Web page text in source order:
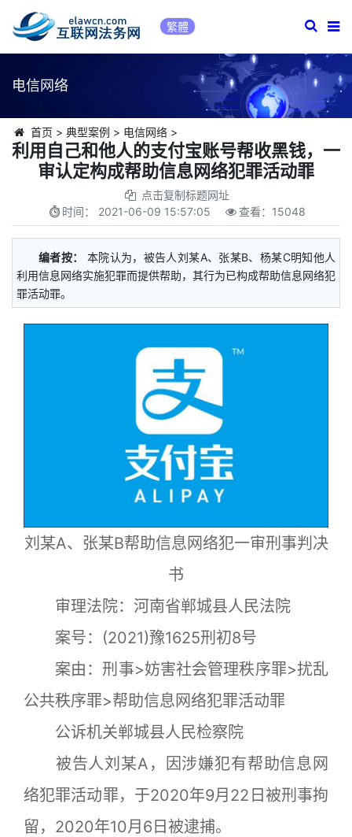
繁體
电信网络
首页 > 典型案例 > 电信网络>
利用自己和他人的支付宝账号帮收黑钱，一
审认定构成帮助信息网络犯罪活动罪
点击复制标题网址
时间： 2021-06-09 15:57:05 查看： 15048
编者按：
本院认为，被告人刘某A、张某B、杨某C明知他人
利用信息网络实施犯罪而提供帮助，其行为已构成帮助信息网络犯
罪活动罪。
刘某A、张某B帮助信息网络犯一审刑事判决
书
审理法院：河南省郸城县人民法院
案号：(2021)豫1625刑初8号
案由：刑事>妨害社会管理秩序罪>扰乱
公共秩序罪>帮助信息网络犯罪活动罪
公诉机关郸城县人民检察院
被告人刘某A，因涉嫌犯有帮助信息网
络犯罪活动罪，于2020年9月22日被刑事拘
留，2020年10月6日被逮捕。